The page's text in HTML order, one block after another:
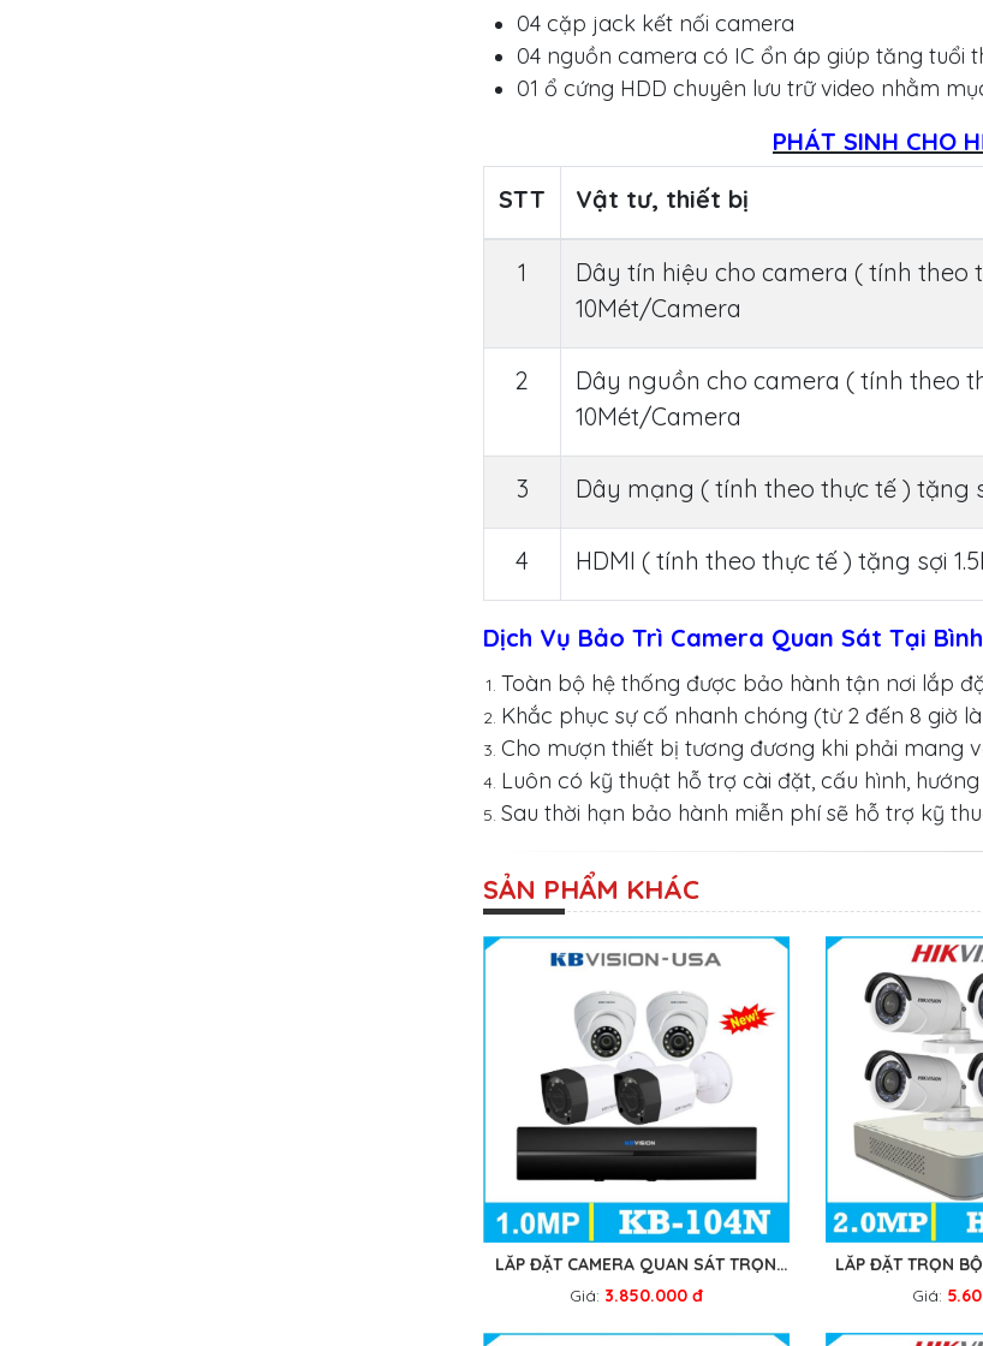
04 cặp jack kết nối camera
04 nguồn camera có IC ổn áp giúp tăng tuổi
01 ổ cứng HDD chuyên lưu trữ video nhằm
PHÁT SINH CHO
STT
Vật tư, thiết bị
1
Dây tín hiệu cho camera ( tính theo
10Mét/Camera
2
Dây nguồn cho camera ( tính theo
10Mét/Camera
3 Dây mạng ( tính theo thực tế ) tặng
4 HDMI ( tính theo thực tế ) tặng sợi
Dịch Vụ Bảo Trì Camera Quan Sát Tại
Toàn bộ hệ thống được bảo hành tận nơi lắp
Khắc phục sự cố nhanh chóng (từ 2 đến 8 giờ
Cho mượn thiết bị tương đương khi phải mang
Luôn có kỹ thuật hỗ trợ cài đặt, cấu hình,
Sau thời hạn bảo hành miễn phí sẽ hỗ trợ kỹ
SẢN PHẨM KHÁC
LẮP ĐẶT CAMERA QUAN SÁT TRỌN
BỘ 04 CAMERA KB-104N
Giá: 3.850.000 đ
LẮP ĐẶT TRỌN
Giá: